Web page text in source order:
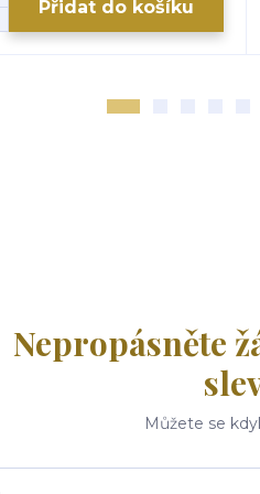
Přidat do košíku
Nepropásněte
Můžete se